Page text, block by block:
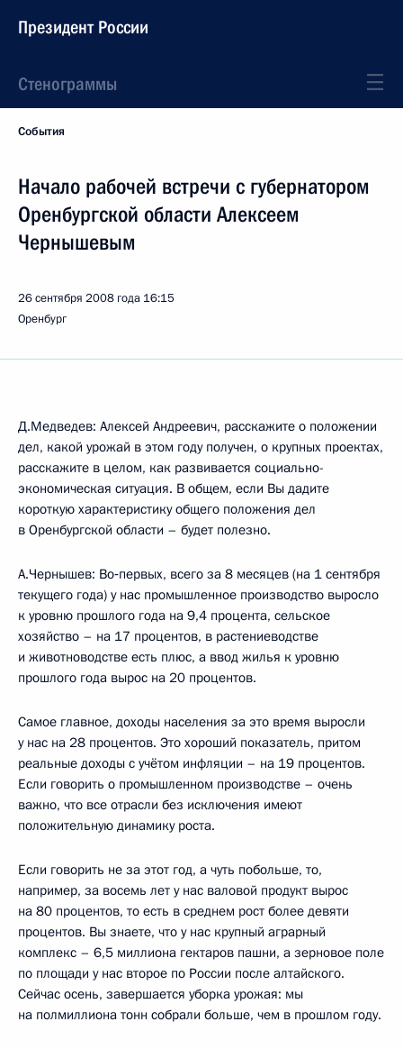
Президент России
Стенограммы
События
Начало рабочей встречи с губернатором
Оренбургской области Алексеем
Чернышевым
26 сентября 2008 года 16:15
Оренбург
Д.Медведев: Алексей Андреевич, расскажите о положении
дел, какой урожай в этом году получен, о крупных проектах,
расскажите в целом, как развивается социально-
экономическая ситуация. В общем, если Вы дадите
короткую характеристику общего положения дел
в Оренбургской области – будет полезно.
А.Чернышев: Во‑первых, всего за 8 месяцев (на 1 сентября
текущего года) у нас промышленное производство выросло
к уровню прошлого года на 9,4 процента, сельское
хозяйство – на 17 процентов, в растениеводстве
и животноводстве есть плюс, а ввод жилья к уровню
прошлого года вырос на 20 процентов.
Самое главное, доходы населения за это время выросли
у нас на 28 процентов. Это хороший показатель, притом
реальные доходы с учётом инфляции – на 19 процентов.
Если говорить о промышленном производстве – очень
важно, что все отрасли без исключения имеют
положительную динамику роста.
Если говорить не за этот год, а чуть побольше, то,
например, за восемь лет у нас валовой продукт вырос
на 80 процентов, то есть в среднем рост более девяти
процентов. Вы знаете, что у нас крупный аграрный
комплекс – 6,5 миллиона гектаров пашни, а зерновое поле
по площади у нас второе по России после алтайского.
Сейчас осень, завершается уборка урожая: мы
на полмиллиона тонн собрали больше, чем в прошлом году.